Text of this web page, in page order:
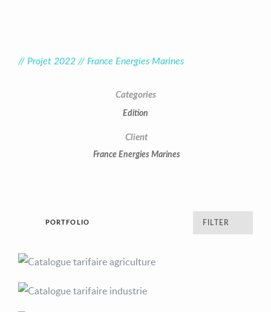
// Projet 2022 // France Energies Marines
Categories
Edition
Client
France Energies Marines
PORTFOLIO FILTER